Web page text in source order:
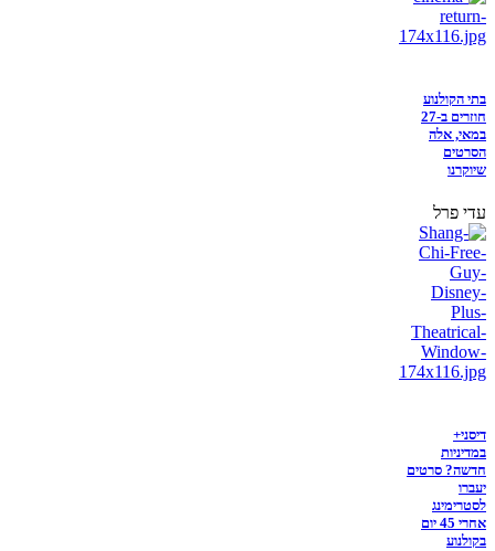
בתי הקולנוע
חוזרים ב-27
במאי, אלה
הסרטים
שיוקרנו
עדי פרל
דיסני+
במדיניות
חדשה? סרטים
יעברו
לסטרימינג
אחרי 45 יום
בקולנוע